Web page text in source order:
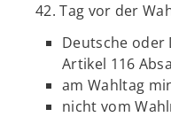
42. Tag vor der
Deutsche oder
Artikel 116
am Wahltag
nicht vom